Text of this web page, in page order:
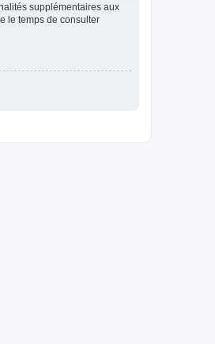
supplémentaires aux
le temps de consulter